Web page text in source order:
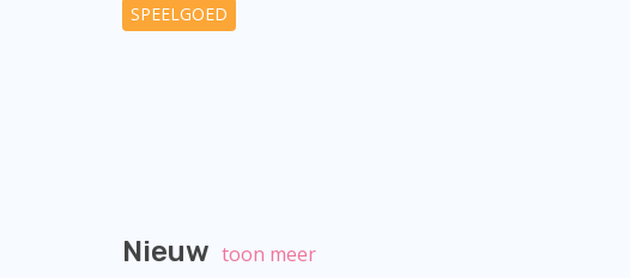
SPEELGOED
Nieuw toon meer